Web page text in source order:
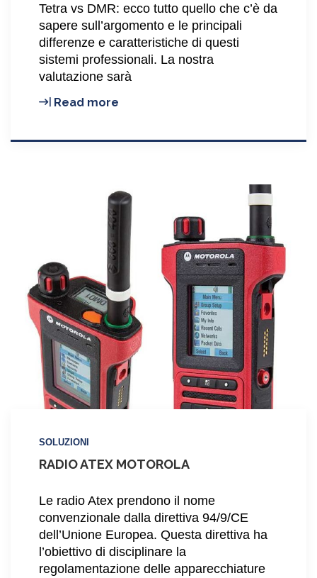
Tetra vs DMR: ecco tutto quello che c’è da
sapere sull’argomento e le principali
differenze e caratteristiche di questi
sistemi professionali. La nostra
valutazione sarà
Read more
sapere
SOLUZIONI
RADIO ATEX MOTOROLA
Le radio Atex prendono il nome
convenzionale dalla direttiva 94/9/CE
dell’Unione Europea. Questa direttiva ha
l’obiettivo di disciplinare la
regolamentazione delle apparecchiature